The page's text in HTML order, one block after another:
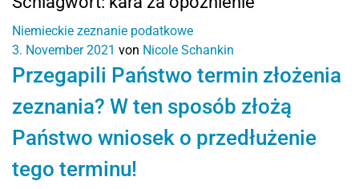
Niemieckie zeznanie podatkowe
3. November 2021 von Nicole Schankin
Przegapili Państwo termin złożenia
zeznania? W ten sposób złożą
Państwo wniosek o przedłużenie
tego terminu!